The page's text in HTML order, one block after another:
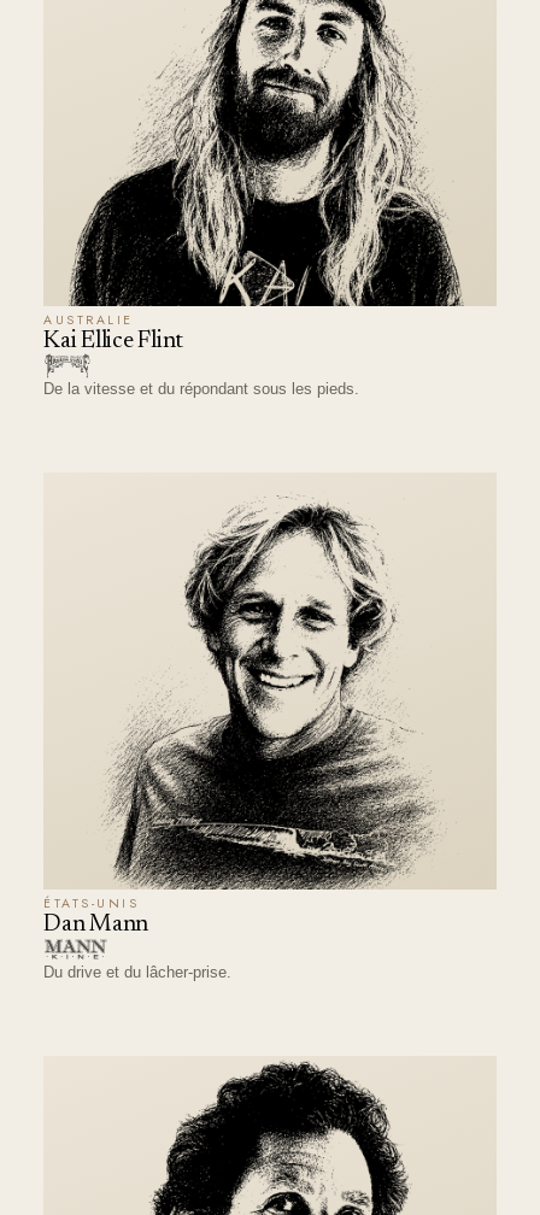
AUSTRALIE
Kai Ellice Flint
De la vitesse et du répondant sous les pieds.
ÉTATS-UNIS
Dan Mann
Du drive et du lâcher-prise.